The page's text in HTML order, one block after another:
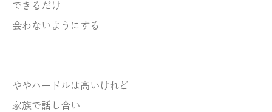
できるだけ
会わないようにする
ややハードルは高いけれど
家族で話し合い